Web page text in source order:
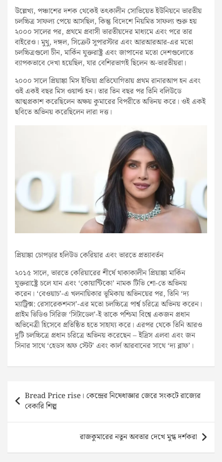
উল্লেখ্য, পঞ্চাশের দশক থেকেই তৎকালীন সোভিয়েত ইউনিয়নে ভারতীয়
চলচ্চিত্র সাফল্য পেয়ে আসছিল, কিন্তু বিদেশে নিয়মিত সাফল্য শুরু হয়
২০০০ সালের পর, প্রথমে প্রবাসী ভারতীয়দের মাধ্যমে এবং পরে তার
বাইরেও। মুথু, দঙ্গল, সিক্রেট সুপারস্টার এবং আরআরআর-এর মতো
চলচ্চিত্রগুলো চীন, মার্কিন যুক্তরাষ্ট্র এবং জাপানের মতো দেশগুলোতে
ব্যাপকভাবে দেখা হয়েছিল, যার বেশিরভাগই ছিলেন অ-ভারতীয়রা।
২০০০ সালে প্রিয়াঙ্কা মিস ইন্ডিয়া প্রতিযোগিতায় প্রথম রানারআপ হন এবং
ওই একই বছর মিস ওয়ার্ল্ড হন। তার তিন বছর পর তিনি বলিউডে
আত্মপ্রকাশ করেছিলেন অক্ষয় কুমারের বিপরীতে অভিনয় করে। ওই একই
ছবিতে অভিনয় করেছিলেন লারা দত্ত।
প্রিয়াঙ্কা চোপড়ার হলিউড কেরিয়ার এবং ভারতে প্রত্যাবর্তন
২০১৫ সালে, ভারতে কেরিয়ারের শীর্ষে থাকাকালীন প্রিয়াঙ্কা মার্কিন
যুক্তরাষ্ট্রে চলে যান এবং ‘কোয়ান্টিকো’ নামক টিভি শো-তে অভিনয়
করেন। ‘বেওয়াচ’-এ খলনায়িকার ভূমিকায় অভিনয়ের পর, তিনি ‘দ্য
ম্যাট্রিক্স: রেসারেকশনস’-এর মতো চলচ্চিত্রে পার্শ্ব চরিত্রে অভিনয় করেন।
প্রাইম ভিডিও সিরিজ ‘সিটাডেল’-ই তাকে পশ্চিমা বিশ্বে একজন প্রধান
অভিনেত্রী হিসেবে প্রতিষ্ঠিত হতে সাহায্য করে। এরপর থেকে তিনি আরও
দুটি চলচ্চিত্রে প্রধান চরিত্রে অভিনয় করেছেন – ইদ্রিস এলবা এবং জন
সিনার সাথে ‘হেডস অফ স্টেট’ এবং কার্ল আরবানের সাথে ‘দ্য ব্লাফ’।
navigation
Bread Price rise। কেন্দ্রের নিষেধাজ্ঞার জেরে সংকটে রাজ্যের
বেকারি শিল্প
রাজকুমারের নতুন অবতার দেখে মুগ্ধ দর্শকরা